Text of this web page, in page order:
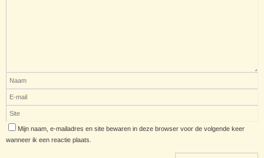
Mijn naam, e-mailadres en site bewaren in deze browser voor de volgende keer
wanneer ik een reactie plaats.